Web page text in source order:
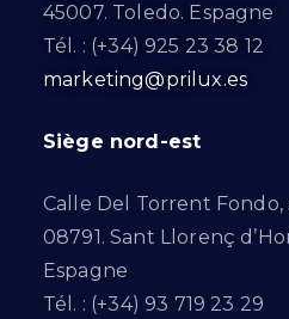
45007. Toledo. Espagne
Tél. : (+34) 925 23 38 12
marketing@prilux.es
Siège nord-est
Calle Del Torrent Fondo,
08791. Sant Llorenç
Espagne
Tél. : (+34) 93 719 23 29